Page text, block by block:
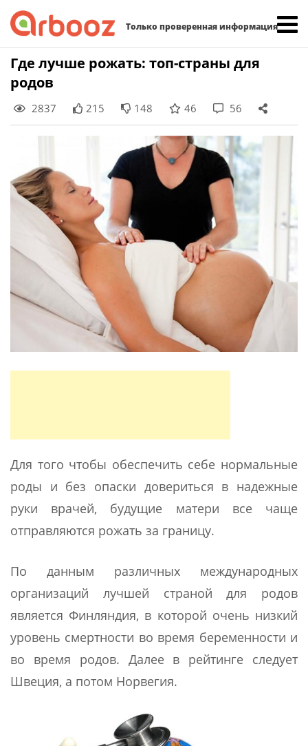
Только проверенная информация
Skip
to
content
Где лучше рожать: топ-страны для
родов
2837 215 148 46 56
Для того чтобы обеспечить себе нормальные
роды и без опаски довериться в надежные
руки врачей, будущие матери все чаще
отправляются рожать за границу.
По данным различных международных
организаций лучшей страной для родов
является Финляндия, в которой очень низкий
уровень смертности во время беременности и
во время родов. Далее в рейтинге следует
Швеция, а потом Норвегия.
Найти: